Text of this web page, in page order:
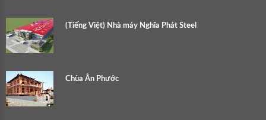
(Tiếng Việt) Nhà máy Nghĩa Phát Steel
Chùa Ân Phước